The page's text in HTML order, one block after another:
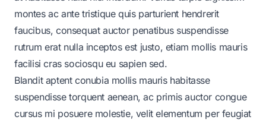
montes ac ante tristique quis parturient hendrerit
faucibus, consequat auctor penatibus suspendisse
rutrum erat nulla inceptos est justo, etiam mollis mauris
facilisi cras sociosqu eu sapien sed.
Blandit aptent conubia mollis mauris habitasse
suspendisse torquent aenean, ac primis auctor congue
cursus mi posuere molestie, velit elementum per feugiat